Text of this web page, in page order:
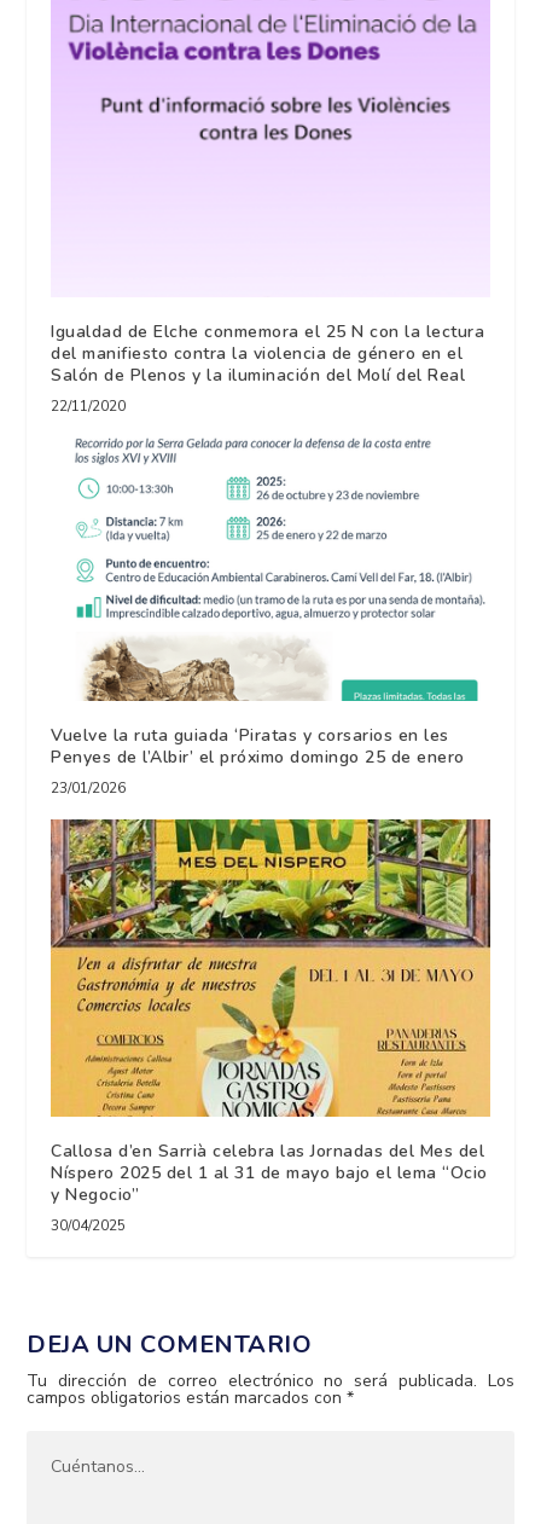
Igualdad de Elche conmemora el 25 N con la lectura
del manifiesto contra la violencia de género en el
Salón de Plenos y la iluminación del Molí del Real
22/11/2020
Vuelve la ruta guiada ‘Piratas y corsarios en les
Penyes de l’Albir’ el próximo domingo 25 de enero
23/01/2026
Callosa d’en Sarrià celebra las Jornadas del Mes del
Níspero 2025 del 1 al 31 de mayo bajo el lema “Ocio
y Negocio”
30/04/2025
DEJA UN COMENTARIO
Tu dirección de correo electrónico no será publicada. Los
campos obligatorios están marcados con*